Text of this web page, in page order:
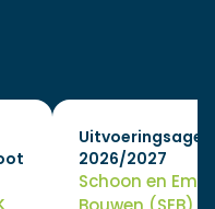
2026/2027
Schoon en